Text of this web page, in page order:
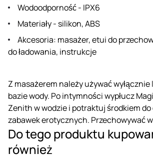
Wodoodporność - IPX6
Materiały - silikon, ABS
Akcesoria: masażer, etui do
do ładowania, instrukcje
Z masażerem należy używać
bazie wody. Po intymności wypłucz
Zenith w wodzie i potraktuj środkiem do
zabawek erotycznych. Przechowywać
Do tego produktu
również